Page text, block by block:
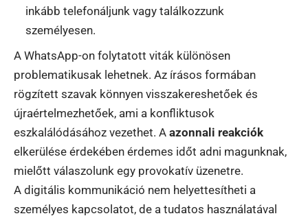
inkább telefonáljunk vagy találkozzunk
személyesen.
A WhatsApp-on folytatott viták különösen
problematikusak lehetnek. Az írásos formában
rögzített szavak könnyen visszakereshetőek és
újraértelmezhetőek, ami a konfliktusok
eszkalálódásához vezethet. A azonnali reakciók
elkerülése érdekében érdemes időt adni magunknak,
mielőtt válaszolunk egy provokatív üzenetre.
A digitális kommunikáció nem helyettesítheti a
személyes kapcsolatot, de a tudatos használatával